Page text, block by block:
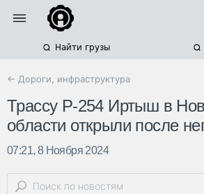
Найти грузы
← Дороги, инфраструктура
Трассу Р-254 Иртыш в
области открыли после
07:21, 8 Ноября 2024